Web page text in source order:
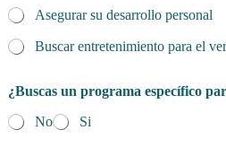
Asegurar su desarrollo personal
Buscar entretenimiento para el
¿Buscas un programa específico
No
Si